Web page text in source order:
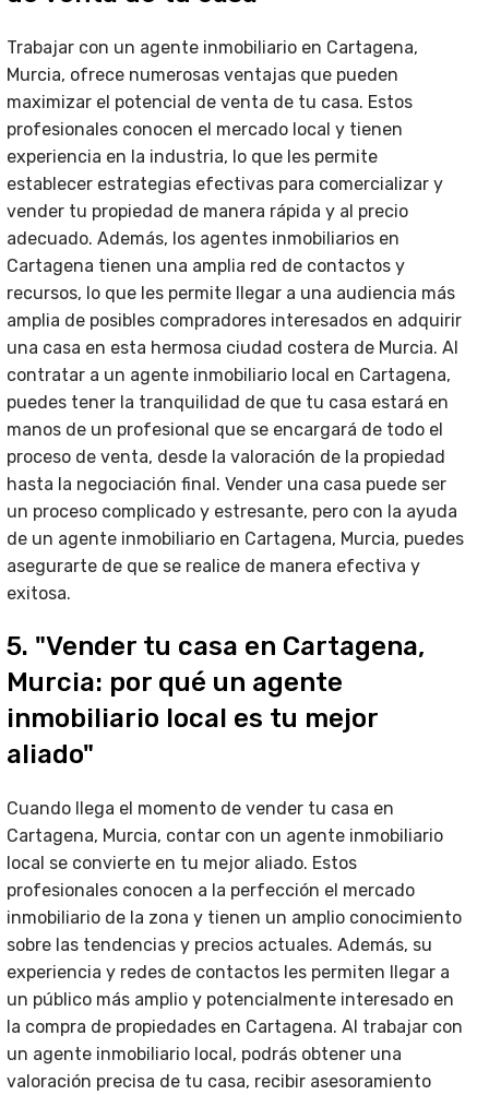
Trabajar con un agente inmobiliario en Cartagena,
Murcia, ofrece numerosas ventajas que pueden
maximizar el potencial de venta de tu casa. Estos
profesionales conocen el mercado local y tienen
experiencia en la industria, lo que les permite
establecer estrategias efectivas para comercializar y
vender tu propiedad de manera rápida y al precio
adecuado. Además, los agentes inmobiliarios en
Cartagena tienen una amplia red de contactos y
recursos, lo que les permite llegar a una audiencia más
amplia de posibles compradores interesados en adquirir
una casa en esta hermosa ciudad costera de Murcia. Al
contratar a un agente inmobiliario local en Cartagena,
puedes tener la tranquilidad de que tu casa estará en
manos de un profesional que se encargará de todo el
proceso de venta, desde la valoración de la propiedad
hasta la negociación final. Vender una casa puede ser
un proceso complicado y estresante, pero con la ayuda
de un agente inmobiliario en Cartagena, Murcia, puedes
asegurarte de que se realice de manera efectiva y
exitosa.
5. "Vender tu casa en Cartagena,
Murcia: por qué un agente
inmobiliario local es tu mejor
aliado"
Cuando llega el momento de vender tu casa en
Cartagena, Murcia, contar con un agente inmobiliario
local se convierte en tu mejor aliado. Estos
profesionales conocen a la perfección el mercado
inmobiliario de la zona y tienen un amplio conocimiento
sobre las tendencias y precios actuales. Además, su
experiencia y redes de contactos les permiten llegar a
un público más amplio y potencialmente interesado en
la compra de propiedades en Cartagena. Al trabajar con
un agente inmobiliario local, podrás obtener una
valoración precisa de tu casa, recibir asesoramiento